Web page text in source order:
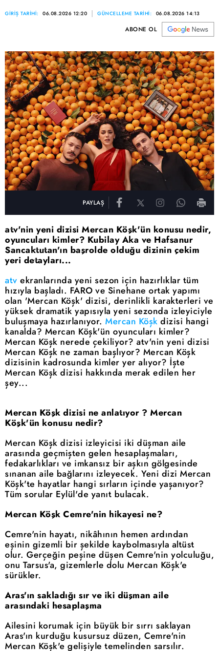
GİRİŞ TARİHİ: 06.08.2026 12:20 GÜNCELLEME TARİHİ: 06.08.2026 14:13
ABONE OL
PAYLAŞ
atv'nin yeni dizisi Mercan Köşk'ün konusu nedir,
oyuncuları kimler? Kubilay Aka ve Hafsanur
Sancaktutan'ın başrolde olduğu dizinin çekim
yeri detayları...
atv ekranlarında yeni sezon için hazırlıklar tüm
hızıyla başladı. FARO ve Sinehane ortak yapımı
olan 'Mercan Köşk' dizisi, derinlikli karakterleri ve
yüksek dramatik yapısıyla yeni sezonda izleyiciyle
buluşmaya hazırlanıyor. Mercan Köşk dizisi hangi
kanalda? Mercan Köşk'ün oyuncuları kimler?
Mercan Köşk nerede çekiliyor? atv'nin yeni dizisi
Mercan Köşk ne zaman başlıyor? Mercan Köşk
dizisinin kadrosunda kimler yer alıyor? İşte
Mercan Köşk dizisi hakkında merak edilen her
şey...
Mercan Köşk dizisi ne anlatıyor ? Mercan
Köşk'ün konusu nedir?
Mercan Köşk dizisi izleyicisi iki düşman aile
arasında geçmişten gelen hesaplaşmaları,
fedakarlıkları ve imkansız bir aşkın gölgesinde
sınanan aile bağlarını izleyecek. Yeni dizi Mercan
Köşk'te hayatlar hangi sırların içinde yaşanıyor?
Tüm sorular Eylül'de yanıt bulacak.
Mercan Köşk Cemre'nin hikayesi ne?
Cemre'nin hayatı, nikâhının hemen ardından
eşinin gizemli bir şekilde kaybolmasıyla altüst
olur. Gerçeğin peşine düşen Cemre'nin yolculuğu,
onu Tarsus'a, gizemlerle dolu Mercan Köşk'e
sürükler.
Aras'ın sakladığı sır ve iki düşman aile
arasındaki hesaplaşma
Ailesini korumak için büyük bir sırrı saklayan
Aras'ın kurduğu kusursuz düzen, Cemre'nin
Mercan Köşk'e gelişiyle temelinden sarsılır.